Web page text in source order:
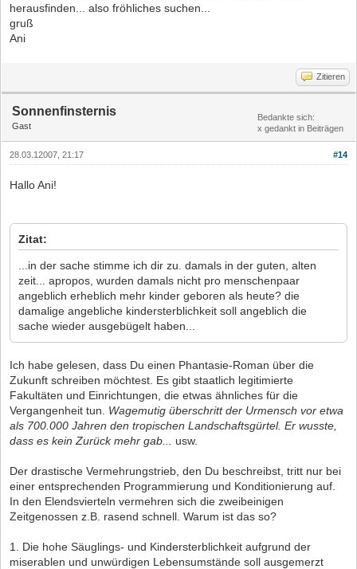
herausfinden... also fröhliches suchen...
gruß
Ani
Zitieren
Sonnenfinsternis
Gast
Bedankte sich:
x gedankt in Beiträgen
#14
28.03.12007, 21:17
Hallo Ani!
Zitat:
...in der sache stimme ich dir zu. damals in der guten, alten
zeit... apropos, wurden damals nicht pro menschenpaar
angeblich erheblich mehr kinder geboren als heute? die
damalige angebliche kindersterblichkeit soll angeblich die
sache wieder ausgebügelt haben...
Ich habe gelesen, dass Du einen Phantasie-Roman über die
Zukunft schreiben möchtest. Es gibt staatlich legitimierte
Fakultäten und Einrichtungen, die etwas ähnliches für die
Vergangenheit tun. Wagemutig überschritt der Urmensch vor etwa
als 700.000 Jahren den tropischen Landschaftsgürtel. Er wusste,
dass es kein Zurück mehr gab...
usw.
Der drastische Vermehrungstrieb, den Du beschreibst, tritt nur bei
einer entsprechenden Programmierung und Konditionierung auf.
In den Elendsvierteln vermehren sich die zweibeinigen
Zeitgenossen z.B. rasend schnell. Warum ist das so?
1. Die hohe Säuglings- und Kindersterblichkeit aufgrund der
miserablen und unwürdigen Lebensumstände soll ausgemerzt